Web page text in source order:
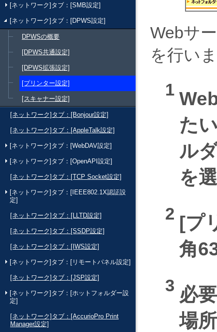
[ネットワーク]タブ：[SMB設定]
[ネットワーク]タブ：[DPWS設定]
DPWSの概要
[DPWS共通設定]
[DPWS拡張設定]
[プリンター設定]
[スキャナー設定]
[ネットワーク]タブ：[Bonjour設定]
[ネットワーク]タブ：[AppleTalk設定]
[ネットワーク]タブ：[WebDAV設定]
[ネットワーク]タブ：[OpenAPI設定]
[ネットワーク]タブ：[TCP Socket設定]
[ネットワーク]タブ：[IEEE802.1X認証設
定]
[ネットワーク]タブ：[LLTD設定]
[ネットワーク]タブ：[SSDP設定]
[ネットワーク]タブ：[IWS設定]
[ネットワーク]タブ：[リモートパネル設定]
[ネットワーク]タブ：[JSP設定]
[ネットワーク]タブ：[ホットフォルダー設
定]
[ネットワーク]タブ：[AccurioPro Print
Manager設定]
Webサ
を行い
た
ル
を
プ
角
必
場所